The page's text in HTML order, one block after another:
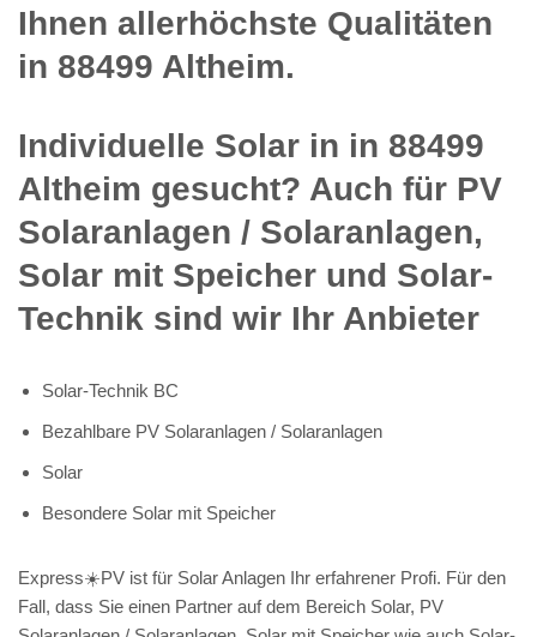
Ihnen allerhöchste Qualitäten
in 88499 Altheim.
Individuelle Solar in in 88499
Altheim gesucht? Auch für PV
Solaranlagen / Solaranlagen,
Solar mit Speicher und Solar-
Technik sind wir Ihr Anbieter
Solar-Technik BC
Bezahlbare PV Solaranlagen / Solaranlagen
Solar
Besondere Solar mit Speicher
Express☀️PV️ ist für Solar Anlagen Ihr erfahrener Profi. Für den
Fall, dass Sie einen Partner auf dem Bereich Solar, PV